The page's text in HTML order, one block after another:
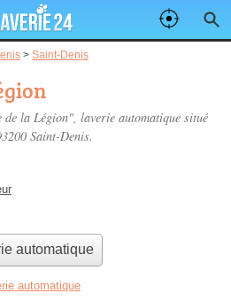
> Saint-Denis
de la Légion", laverie automatique situé
Saint-Denis.
automatique
automatique